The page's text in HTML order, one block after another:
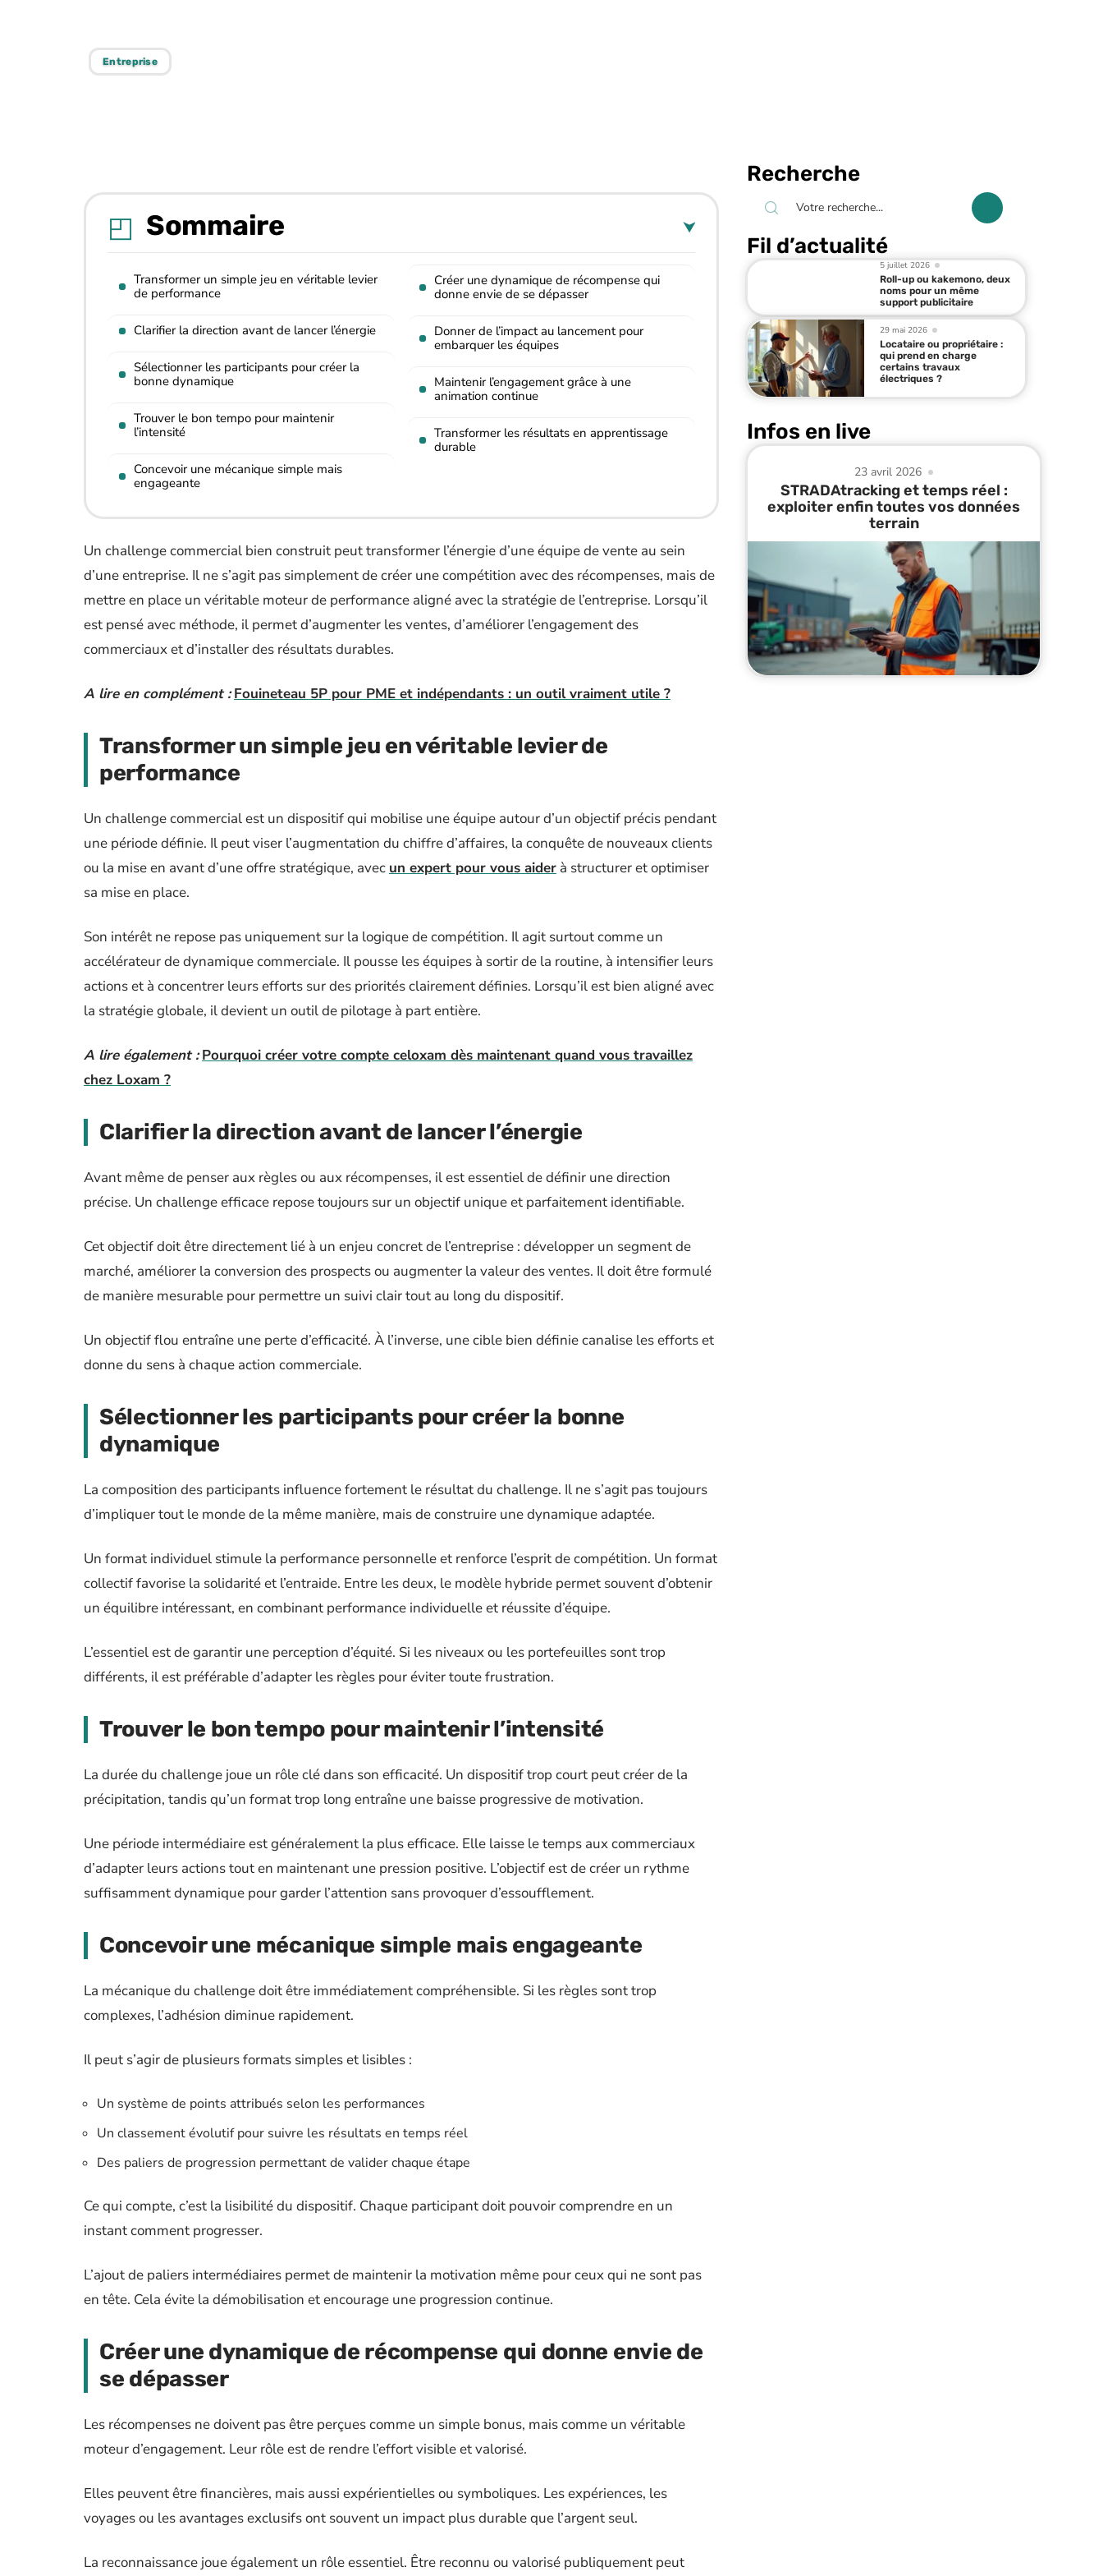
Entreprise
Sommaire
Transformer un simple jeu en véritable levier
de performance
Clarifier la direction avant de lancer l’énergie
Sélectionner les participants pour créer la
bonne dynamique
Trouver le bon tempo pour maintenir
l’intensité
Concevoir une mécanique simple mais
engageante
Créer une dynamique de récompense qui
donne envie de se dépasser
Donner de l’impact au lancement pour
embarquer les équipes
Maintenir l’engagement grâce à une
animation continue
Transformer les résultats en apprentissage
durable
Un challenge commercial bien construit peut transformer l’énergie d’une équipe de vente au sein
d’une entreprise. Il ne s’agit pas simplement de créer une compétition avec des récompenses, mais de
mettre en place un véritable moteur de performance aligné avec la stratégie de l’entreprise. Lorsqu’il
est pensé avec méthode, il permet d’augmenter les ventes, d’améliorer l’engagement des
commerciaux et d’installer des résultats durables.
A lire en complément : Fouineteau 5P pour PME et indépendants : un outil vraiment utile ?
Transformer un simple jeu en véritable levier de
performance
Un challenge commercial est un dispositif qui mobilise une équipe autour d’un objectif précis pendant
une période définie. Il peut viser l’augmentation du chiffre d’affaires, la conquête de nouveaux clients
ou la mise en avant d’une offre stratégique, avec un expert pour vous aider à structurer et optimiser
sa mise en place.
Son intérêt ne repose pas uniquement sur la logique de compétition. Il agit surtout comme un
accélérateur de dynamique commerciale. Il pousse les équipes à sortir de la routine, à intensifier leurs
actions et à concentrer leurs efforts sur des priorités clairement définies. Lorsqu’il est bien aligné avec
la stratégie globale, il devient un outil de pilotage à part entière.
A lire également : Pourquoi créer votre compte celoxam dès maintenant quand vous travaillez
chez Loxam ?
Clarifier la direction avant de lancer l’énergie
Avant même de penser aux règles ou aux récompenses, il est essentiel de définir une direction
précise. Un challenge efficace repose toujours sur un objectif unique et parfaitement identifiable.
Cet objectif doit être directement lié à un enjeu concret de l’entreprise : développer un segment de
marché, améliorer la conversion des prospects ou augmenter la valeur des ventes. Il doit être formulé
de manière mesurable pour permettre un suivi clair tout au long du dispositif.
Un objectif flou entraîne une perte d’efficacité. À l’inverse, une cible bien définie canalise les efforts et
donne du sens à chaque action commerciale.
Sélectionner les participants pour créer la bonne
dynamique
La composition des participants influence fortement le résultat du challenge. Il ne s’agit pas toujours
d’impliquer tout le monde de la même manière, mais de construire une dynamique adaptée.
Un format individuel stimule la performance personnelle et renforce l’esprit de compétition. Un format
collectif favorise la solidarité et l’entraide. Entre les deux, le modèle hybride permet souvent d’obtenir
un équilibre intéressant, en combinant performance individuelle et réussite d’équipe.
L’essentiel est de garantir une perception d’équité. Si les niveaux ou les portefeuilles sont trop
différents, il est préférable d’adapter les règles pour éviter toute frustration.
Trouver le bon tempo pour maintenir l’intensité
La durée du challenge joue un rôle clé dans son efficacité. Un dispositif trop court peut créer de la
précipitation, tandis qu’un format trop long entraîne une baisse progressive de motivation.
Une période intermédiaire est généralement la plus efficace. Elle laisse le temps aux commerciaux
d’adapter leurs actions tout en maintenant une pression positive. L’objectif est de créer un rythme
suffisamment dynamique pour garder l’attention sans provoquer d’essoufflement.
Concevoir une mécanique simple mais engageante
La mécanique du challenge doit être immédiatement compréhensible. Si les règles sont trop
complexes, l’adhésion diminue rapidement.
Il peut s’agir de plusieurs formats simples et lisibles :
Un système de points attribués selon les performances
Un classement évolutif pour suivre les résultats en temps réel
Des paliers de progression permettant de valider chaque étape
Ce qui compte, c’est la lisibilité du dispositif. Chaque participant doit pouvoir comprendre en un
instant comment progresser.
L’ajout de paliers intermédiaires permet de maintenir la motivation même pour ceux qui ne sont pas
en tête. Cela évite la démobilisation et encourage une progression continue.
Créer une dynamique de récompense qui donne envie de
se dépasser
Les récompenses ne doivent pas être perçues comme un simple bonus, mais comme un véritable
moteur d’engagement. Leur rôle est de rendre l’effort visible et valorisé.
Elles peuvent être financières, mais aussi expérientielles ou symboliques. Les expériences, les
voyages ou les avantages exclusifs ont souvent un impact plus durable que l’argent seul.
La reconnaissance joue également un rôle essentiel. Être reconnu ou valorisé publiquement peut
Recherche
Fil d’actualité
5 juillet 2026
Roll-up ou kakemono, deux
noms pour un même
support publicitaire
29 mai 2026
Locataire ou propriétaire :
qui prend en charge
certains travaux
électriques ?
Infos en live
23 avril 2026
STRADAtracking et temps réel :
exploiter enfin toutes vos données
terrain